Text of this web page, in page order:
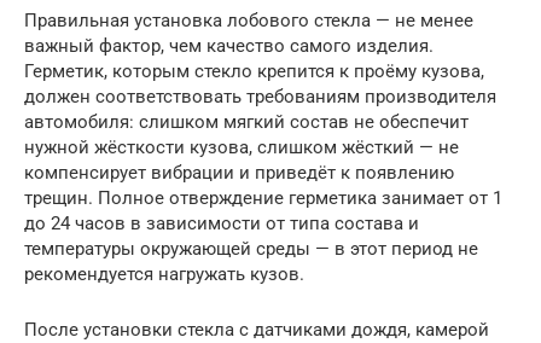
Правильная установка лобового стекла — не менее
важный фактор, чем качество самого изделия.
Герметик, которым стекло крепится к проёму кузова,
должен соответствовать требованиям производителя
автомобиля: слишком мягкий состав не обеспечит
нужной жёсткости кузова, слишком жёсткий — не
компенсирует вибрации и приведёт к появлению
трещин. Полное отверждение герметика занимает от 1
до 24 часов в зависимости от типа состава и
температуры окружающей среды — в этот период не
рекомендуется нагружать кузов.
После установки стекла с датчиками дождя, камерой